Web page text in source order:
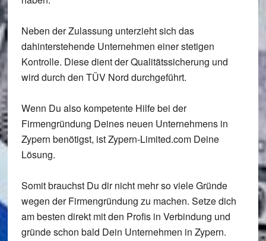
Neben der Zulassung unterzieht sich das
dahinterstehende Unternehmen einer stetigen
Kontrolle. Diese dient der Qualitätssicherung und
wird durch den TÜV Nord durchgeführt.
Wenn Du also kompetente Hilfe bei der
Firmengründung Deines neuen Unternehmens in
Zypern benötigst, ist Zypern-Limited.com Deine
Lösung.
Somit brauchst Du dir nicht mehr so viele Gründe
wegen der Firmengründung zu machen. Setze dich
am besten direkt mit den Profis in Verbindung und
gründe schon bald Dein Unternehmen in Zypern.